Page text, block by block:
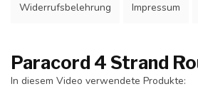
Widerrufsbelehrung Impressum
Paracord 4 Strand
In diesem Video verwendete Produkte: